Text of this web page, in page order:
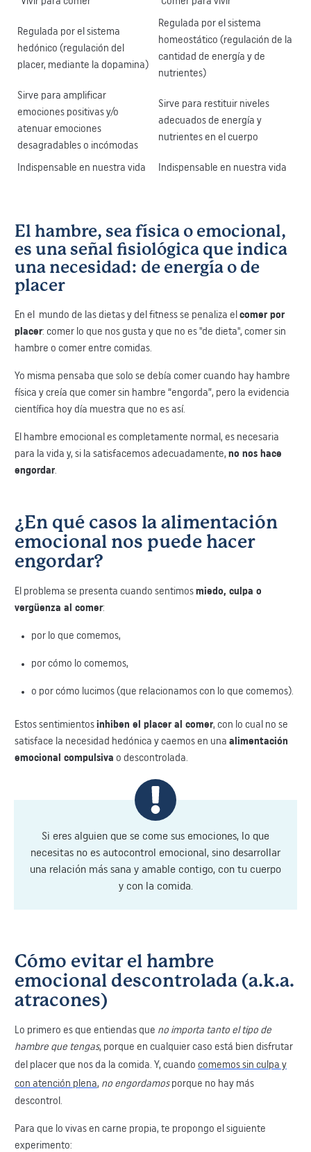
Regulada por el sistema
hedónico (regulación del
placer, mediante la dopamina)
Regulada por el sistema
homeostático (regulación de la
cantidad de energía y de
nutrientes)
Sirve para amplificar
emociones positivas y/o
atenuar emociones
desagradables o incómodas
Sirve para restituir niveles
adecuados de energía y
nutrientes en el cuerpo
Indispensable en nuestra vida Indispensable en nuestra vida
El hambre, sea física o emocional,
es una señal fisiológica que indica
una necesidad: de energía o de
placer
En el mundo de las dietas y del fitness se penaliza el comer por
placer: comer lo que nos gusta y que no es "de dieta", comer sin
hambre o comer entre comidas.
Yo misma pensaba que solo se debía comer cuando hay hambre
física y creía que comer sin hambre “engorda”, pero la evidencia
científica hoy día muestra que no es así.
El hambre emocional es completamente normal, es necesaria
para la vida y, si la satisfacemos adecuadamente, no nos hace
engordar.
¿En qué casos la alimentación
emocional nos puede hacer
engordar?
El problema se presenta cuando sentimos miedo, culpa o
vergüenza al comer:
por lo que comemos,
por cómo lo comemos,
o por cómo lucimos (que relacionamos con lo que comemos).
Estos sentimientos inhiben el placer al comer, con lo cual no se
satisface la necesidad hedónica y caemos en una alimentación
emocional compulsiva o descontrolada.
Si eres alguien que se come sus emociones, lo que
necesitas no es autocontrol emocional, sino desarrollar
una relación más sana y amable contigo, con tu cuerpo
y con la comida.
Cómo evitar el hambre
emocional descontrolada (a.k.a.
atracones)
Lo primero es que entiendas que no importa tanto el tipo de
hambre que tengas, porque en cualquier caso está bien disfrutar
del placer que nos da la comida. Y, cuando comemos sin culpa y
con atención plena, no engordamosporque no hay más
descontrol.
Para que lo vivas en carne propia, te propongo el siguiente
experimento: